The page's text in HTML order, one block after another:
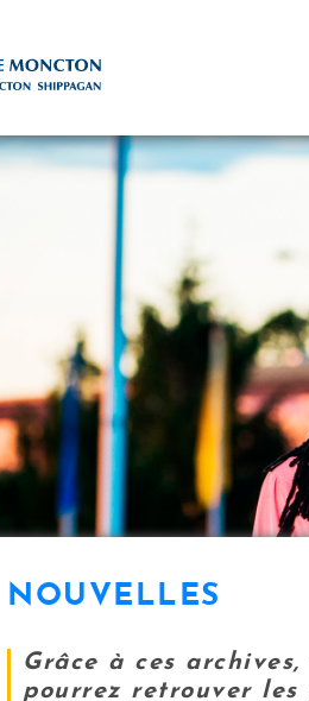
NOUVELLES
Grâce à ces archives,
pourrez retrouver les